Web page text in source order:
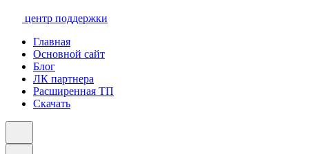
центр поддержки
Главная
Основной сайт
Блог
ЛК партнера
Расширенная ТП
Скачать